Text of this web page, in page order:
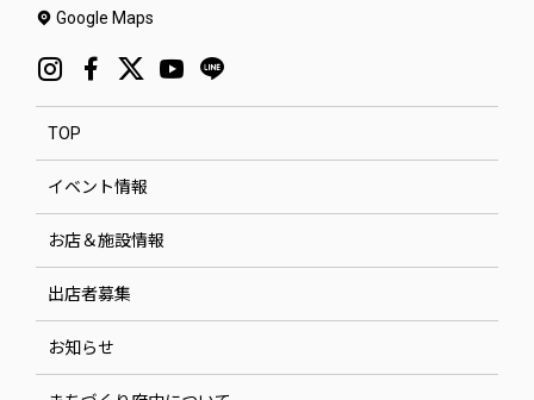
Google Maps
TOP
イベント情報
お店＆施設情報
出店者募集
お知らせ